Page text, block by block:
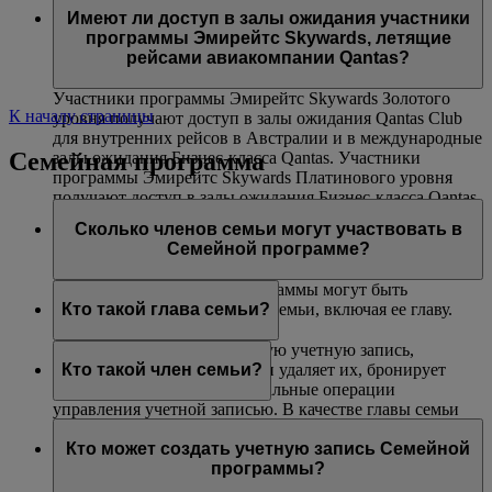
авиакомпаниями Эмирейтс и flydubai. Данная
возможность недоступна на совместных рейсах,
выполняемых другими авиакомпаниями, и на
маршрутах, включающих рейсы других авиакомпаний.
(только на маршрутах, где действуют ограничения
по весу).
Платинового и Золотого уровней могут воспользоваться
услугой приоритетной посадки в самолет.
Имеют ли доступ в залы ожидания участники
программы Эмирейтс Skywards, летящие
рейсами авиакомпании Qantas?
Участники программы Эмирейтс Skywards Золотого
уровня получают доступ в залы ожидания Qantas Club
для внутренних рейсов в Австралии и в международные
залы ожидания Бизнес-класса Qantas. Участники
программы Эмирейтс Skywards Платинового уровня
получают доступ в залы ожидания Бизнес-класса Qantas
внутренних рейсов в Австралии и в международные
залы ожидания Бизнес-класса Qantas.
К началу страницы
Семейная программа
Сколько членов семьи могут участвовать в
Семейной программе?
В одну учетную запись программы могут быть
включены до восьми членов семьи, включая ее главу.
Кто такой глава семьи?
Глава семьи создает Семейную учетную запись,
добавляет в нее участников и удаляет их, бронирует
билеты и выполняет все остальные операции
управления учетной записью. В качестве главы семьи
18 лет. Чтобы добавить участника программы Skysurfers
в учетную запись Семейной программы, глава семьи
Кто такой член семьи?
Семейной программы и может внести 0 % или 100 %
своих миль Skywards, полученных за перелеты рейсами
Кто может создать учетную запись Семейной
программы?